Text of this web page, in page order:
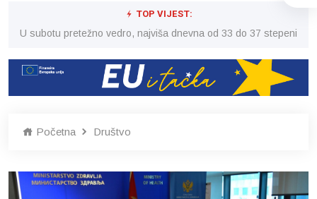
TOP VIJEST:
U subotu pretežno vedro, najviša dnevna od 33 do 37 stepeni
Početna Društvo